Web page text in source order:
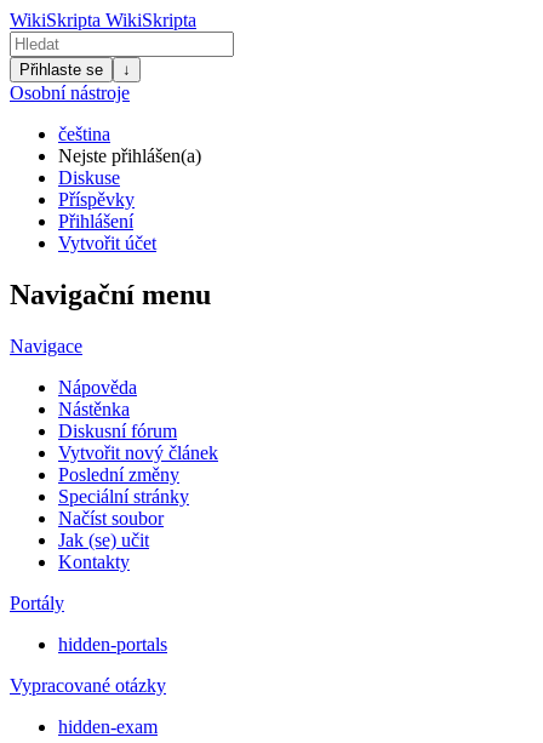
WikiSkripta WikiSkripta
Přihlaste se ↓
Osobní nástroje
čeština
Nejste přihlášen(a)
Diskuse
Příspěvky
Přihlášení
Vytvořit účet
Navigační menu
Navigace
Nápověda
Nástěnka
Diskusní fórum
Vytvořit nový článek
Poslední změny
Speciální stránky
Načíst soubor
Jak (se) učit
Kontakty
Portály
hidden-portals
Vypracované otázky
hidden-exam